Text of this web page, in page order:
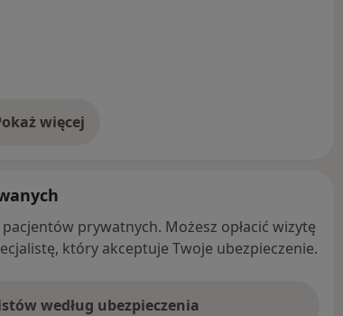
więcej
o adresie
prywatnych. Możesz opłacić wizytę
który akceptuje Twoje ubezpieczenie.
według ubezpieczenia